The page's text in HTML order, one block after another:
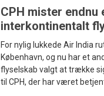
CPH mister endnu
interkontinentalt
For nylig lukkede Air India
København, og nu har et
flyselskab valgt at trække
til CPH, der har været